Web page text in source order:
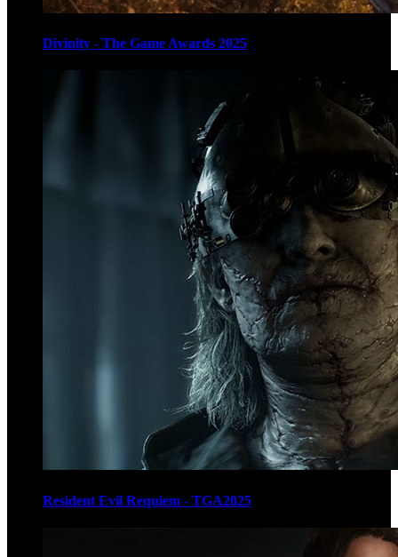
Divinity - The Game Awards 2025
Resident Evil Requiem - TGA2025